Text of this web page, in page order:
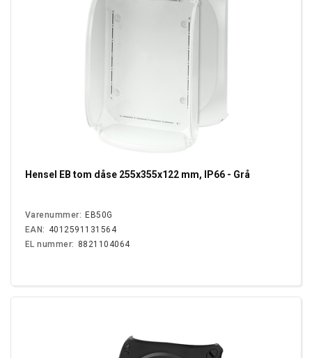
Hensel EB tom dåse 255x355x122 mm, IP66 - Grå
Varenummer: EB50G
EAN: 4012591131564
EL nummer: 8821104064